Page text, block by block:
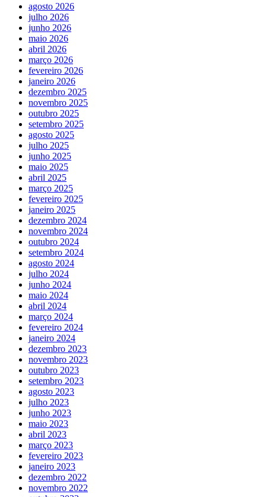
agosto 2026
julho 2026
junho 2026
maio 2026
abril 2026
março 2026
fevereiro 2026
janeiro 2026
dezembro 2025
novembro 2025
outubro 2025
setembro 2025
agosto 2025
julho 2025
junho 2025
maio 2025
abril 2025
março 2025
fevereiro 2025
janeiro 2025
dezembro 2024
novembro 2024
outubro 2024
setembro 2024
agosto 2024
julho 2024
junho 2024
maio 2024
abril 2024
março 2024
fevereiro 2024
janeiro 2024
dezembro 2023
novembro 2023
outubro 2023
setembro 2023
agosto 2023
julho 2023
junho 2023
maio 2023
abril 2023
março 2023
fevereiro 2023
janeiro 2023
dezembro 2022
novembro 2022